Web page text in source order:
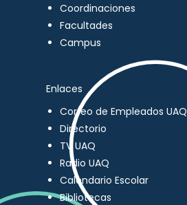
Coordinaciones
Facultades
Campus
Enlaces
Correo de Empleados UAQ
Directorio
TV UAQ
Radio UAQ
Calendario Escolar
Bibliotecas